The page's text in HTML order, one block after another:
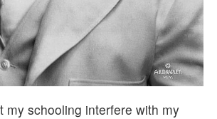
my schooling interfere with my